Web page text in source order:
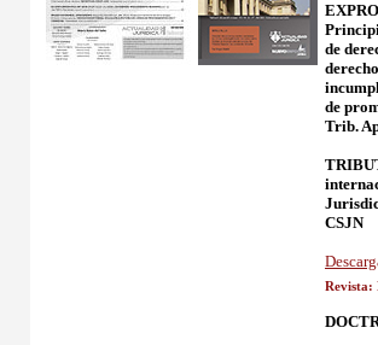
de
de
Trib.
CSJN
Revista: